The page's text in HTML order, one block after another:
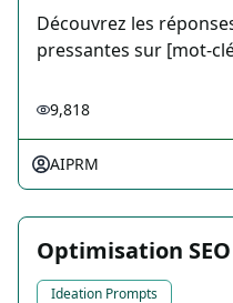
Découvrez les
pressantes sur [mot-
9,818
AIPRM
Optimisation
Ideation Prompts